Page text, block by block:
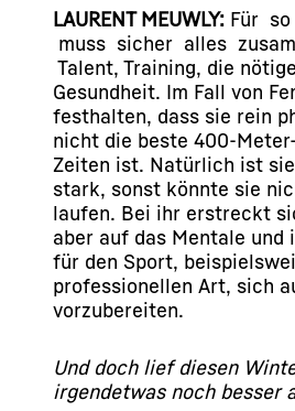
LAURENT MEUWLY: Für
muss sicher alles
Talent, Training, die
Gesundheit. Im Fall von
festhalten, dass sie rein
nicht die beste 400-
Zeiten ist. Natürlich ist
stark, sonst könnte sie
laufen. Bei ihr erstreckt
aber auf das Mentale und
für den Sport,
professionellen Art, sich
vorzubereiten.
Und doch lief diesen
irgendetwas noch besser